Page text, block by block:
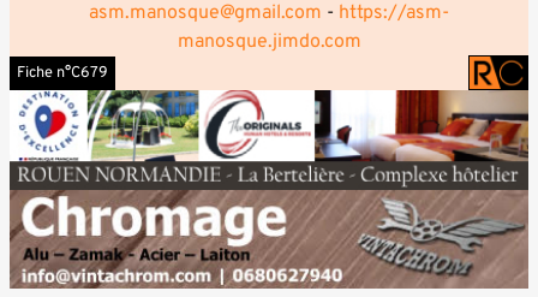
asm.manosque@gmail.com - https://asm-
manosque.jimdo.com
Fiche n°C679